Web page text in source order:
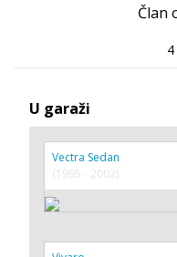
Član
U garaži
Vectra Sedan
(1995 - 2002)